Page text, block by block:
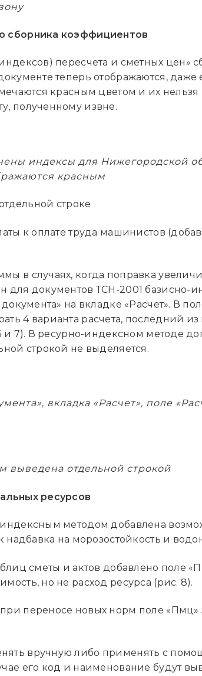
сборника коэффициентов
пересчета и сметных цен»
теперь отображаются, даже
красным цветом и их нельзя
полученному извне.
индексы для Нижегородской
красным
строке
к оплате труда машинистов
в случаях, когда поправка
для документов ТСН-2001
на вкладке «Расчет». В
4 варианта расчета, последний из
7). В ресурно-индексном методе
строкой не выделяется.
вкладка «Расчет», поле
выведена отдельной строкой
ресурсов
методом добавлена
надбавка на морозостойкость и
сметы и актов добавлено поле
но не расход ресурса (рис. 8).
переносе новых норм поле
вручную либо применять с
его код и наименование будут